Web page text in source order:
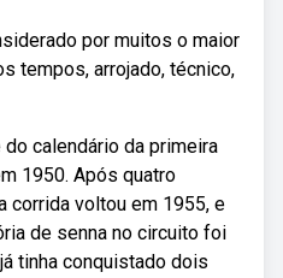
por muitos o maior
tempos, arrojado, técnico,
calendário da primeira
1950. Após quatro
corrida voltou em 1955, e
de senna no circuito foi
tinha conquistado dois